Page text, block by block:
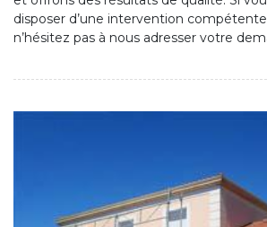
disposer d’une intervention
n’hésitez pas à nous adresser votre